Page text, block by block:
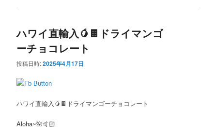
ハワイ直輸入🥭🍫ドライマンゴ
ーチョコレート
投稿日時:2025年4月17日
ハワイ直輸入🥭🍫ドライマンゴーチョコレート
Aloha~🌺🤙🏻